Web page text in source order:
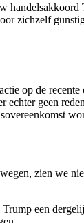
zichzelf
op de
geen
zien we
een